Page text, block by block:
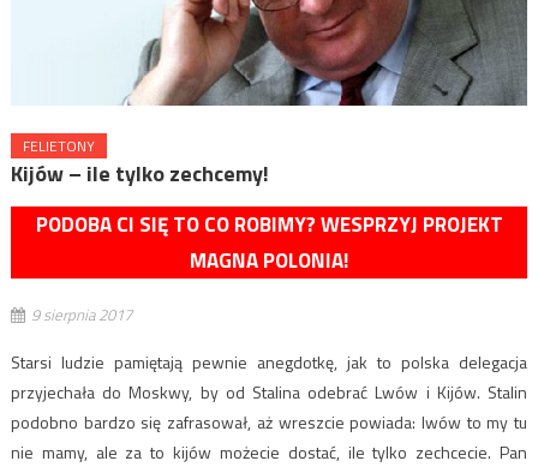
FELIETONY
Kijów – ile tylko zechcemy!
PODOBA CI SIĘ TO CO ROBIMY? WESPRZYJ PROJEKT
MAGNA POLONIA!
9 sierpnia 2017
Starsi ludzie pamiętają pewnie anegdotkę, jak to polska delegacja
przyjechała do Moskwy, by od Stalina odebrać Lwów i Kijów. Stalin
podobno bardzo się zafrasował, aż wreszcie powiada: lwów to my tu
nie mamy, ale za to kijów możecie dostać, ile tylko zechcecie. Pan